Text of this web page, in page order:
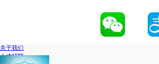
关于我们
人才招聘